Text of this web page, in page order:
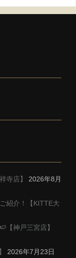
寺店】
2026年8月
紹介！【KITTE大
【神戸三宮店】
2026年7月23日